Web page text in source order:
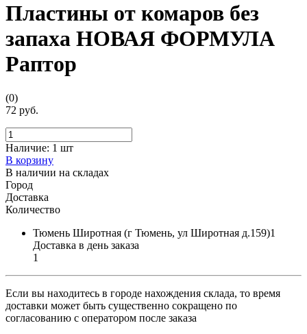
Пластины от комаров без
запаха НОВАЯ ФОРМУЛА
Раптор
(0)
72 руб.
Наличие: 1 шт
В корзину
В наличии на складах
Город
Доставка
Количество
Тюмень Широтная (г Тюмень, ул Широтная д.159)1
Доставка в день заказа
1
Если вы находитесь в городе нахождения склада, то время
доставки может быть существенно сокращено по
согласованию с оператором после заказа